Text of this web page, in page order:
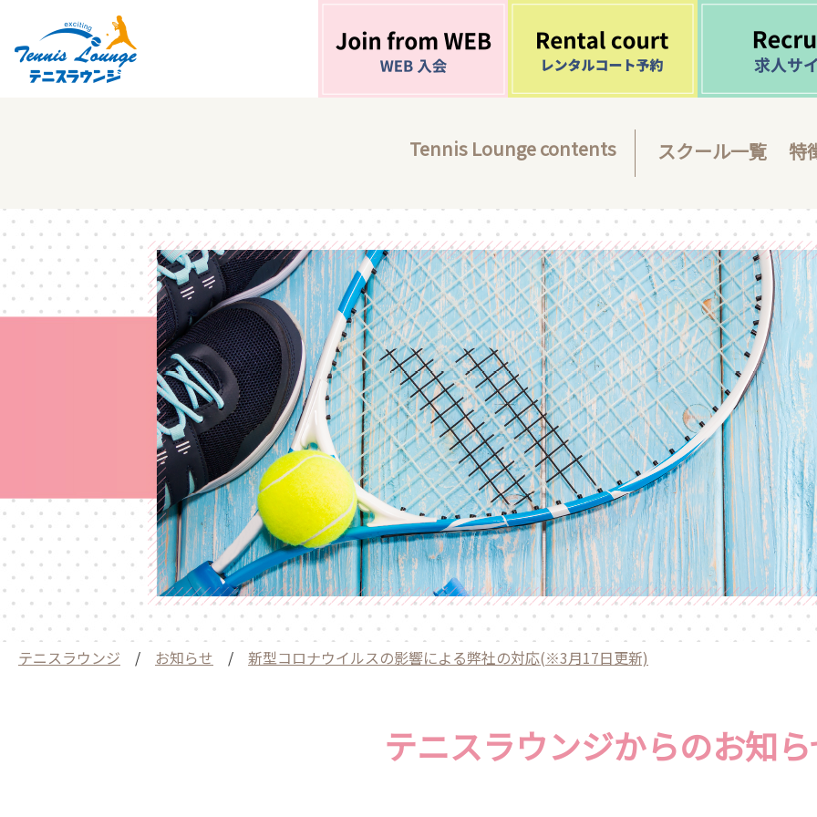
Tennis Lounge contents スクール一覧 特
テニスラウンジ / お知らせ / 新型コロナウイルスの影響による弊社の対応(※3月17日更新)
テニスラウンジからのお知